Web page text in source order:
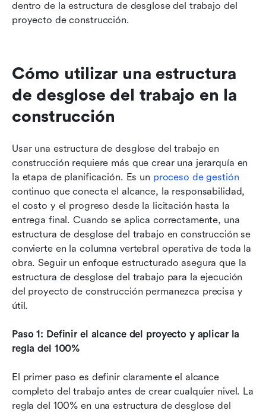
dentro de la estructura de desglose del trabajo del
proyecto de construcción.
Cómo utilizar una estructura
de desglose del trabajo en la
construcción
Usar una estructura de desglose del trabajo en
construcción requiere más que crear una jerarquía en
la etapa de planificación. Es un proceso de gestión
continuo que conecta el alcance, la responsabilidad,
el costo y el progreso desde la licitación hasta la
entrega final. Cuando se aplica correctamente, una
estructura de desglose del trabajo en construcción se
convierte en la columna vertebral operativa de toda la
obra. Seguir un enfoque estructurado asegura que la
estructura de desglose del trabajo para la ejecución
del proyecto de construcción permanezca precisa y
útil.
Paso 1: Definir el alcance del proyecto y aplicar la
regla del 100%
El primer paso es definir claramente el alcance
completo del trabajo antes de crear cualquier nivel. La
regla del 100% en una estructura de desglose del